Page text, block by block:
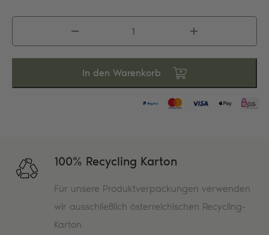
Menge
In den Warenkorb
100% Recycling Karton
Für unsere Produktverpackungen verwenden
wir ausschließlich österreichischen Recycling-
Karton